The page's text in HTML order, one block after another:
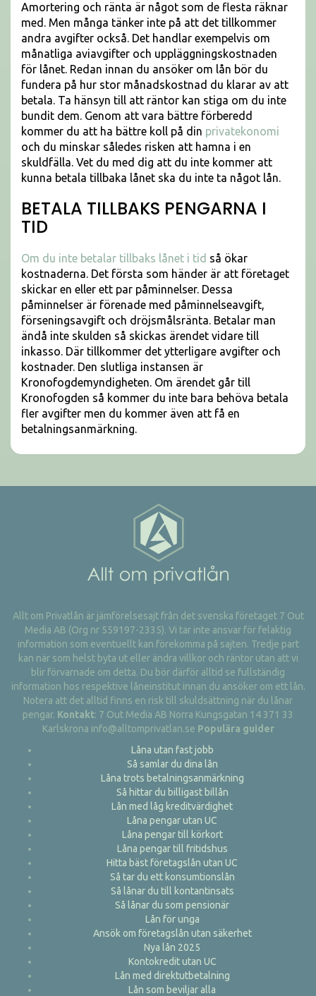
Amortering och ränta är något som de flesta räknar
med. Men många tänker inte på att det tillkommer
andra avgifter också. Det handlar exempelvis om
månatliga aviavgifter och uppläggningskostnaden
för lånet. Redan innan du ansöker om lån bör du
fundera på hur stor månadskostnad du klarar av att
betala. Ta hänsyn till att räntor kan stiga om du inte
bundit dem. Genom att vara bättre förberedd
kommer du att ha bättre koll på din privatekonomi
och du minskar således risken att hamna i en
skuldfälla. Vet du med dig att du inte kommer att
kunna betala tillbaka lånet ska du inte ta något lån.
BETALA TILLBAKS PENGARNA I
TID
Om du inte betalar tillbaks lånet i tid så ökar
kostnaderna. Det första som händer är att företaget
skickar en eller ett par påminnelser. Dessa
påminnelser är förenade med påminnelseavgift,
förseningsavgift och dröjsmålsränta. Betalar man
ändå inte skulden så skickas ärendet vidare till
inkasso. Där tillkommer det ytterligare avgifter och
kostnader. Den slutliga instansen är
Kronofogdemyndigheten. Om ärendet går till
Kronofogden så kommer du inte bara behöva betala
fler avgifter men du kommer även att få en
betalningsanmärkning.
Allt om Privatlån är jämförelsesajt från det svenska företaget 7 Out
Media AB (Org nr 559197-2335). Vi tar inte ansvar för felaktig
information som eventuellt kan förekomma på sajten. Tredje part
kan när som helst byta ut eller ändra villkor och räntor utan att vi
blir förvarnade om detta. Du bör därför alltid se fullständig
information hos respektive låneinstitut innan du ansöker om ett lån.
Notera att det alltid finns en risk till skuldsättning när du lånar
pengar. Kontakt: 7 Out Media AB Norra Kungsgatan 14 371 33
Karlskrona info@alltomprivatlan.se Populära guider
Låna utan fast jobb
Så samlar du dina lån
Låna trots betalningsanmärkning
Så hittar du billigast billån
Lån med låg kreditvärdighet
Låna pengar utan UC
Låna pengar till körkort
Låna pengar till fritidshus
Hitta bäst företagslån utan UC
Så tar du ett konsumtionslån
Så lånar du till kontantinsats
Så lånar du som pensionär
Lån för unga
Ansök om företagslån utan säkerhet
Nya lån 2025
Kontokredit utan UC
Lån med direktutbetalning
Lån som beviljar alla